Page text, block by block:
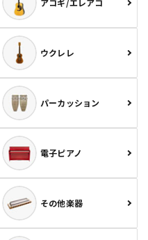
ウクレレ
パーカッション
電子ピアノ
その他楽器